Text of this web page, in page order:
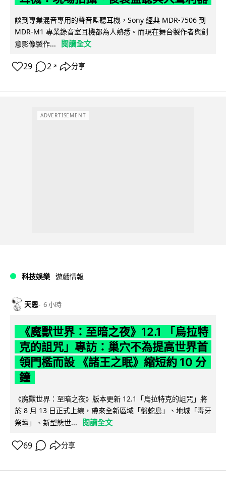
談到專業混音專用的聲音監聽耳機，Sony 經典 MDR-7506 到
MDR-M1 專業錄音室耳機都為人熟悉。而現在舞台製作者與創
意影像製作...
閱讀全文
29 2 ↗ 分享
ADVERTISEMENT
科技娛樂 遊戲情報
天恩 6 小時
《魔獸世界：至暗之夜》12.1 「烏拉特
克的詛咒」專訪：巢穴不為提高世界首
領門檻而設 《諸王之眠》縮短約 10 分
鐘
《魔獸世界：至暗之夜》版本更新 12.1「烏拉特克的詛咒」將
於 8 月 13 日正式上線，帶來全新區域「盤蛇島」、地城「毒牙
祭壇」、新型態世...
閱讀全文
69 分享